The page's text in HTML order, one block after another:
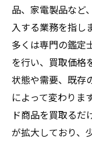
品、家電製品など
入する業務を指し
多くは専門の鑑定
を行い、買取価格
状態や需要、既存
によって変わりま
ド商品を買取るだ
が拡大しており、